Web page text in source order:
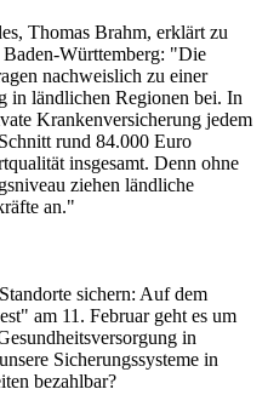
Thomas Brahm, erklärt zu
Baden-Württemberg: "Die
nachweislich zu einer
in ländlichen Regionen bei. In
Krankenversicherung jedem
rund 84.000 Euro
insgesamt. Denn ohne
ziehen ländliche
an."
sichern: Auf dem
am 11. Februar geht es um
in
Sicherungssysteme in
bezahlbar?